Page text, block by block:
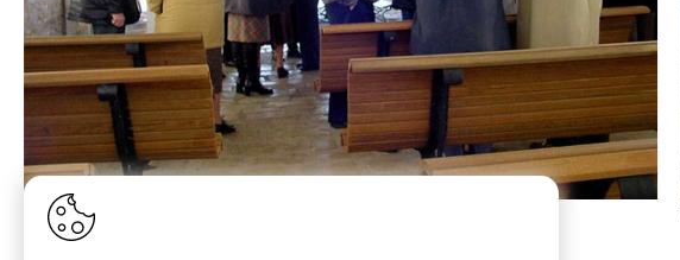
Les commanditaires découvrent les bancs